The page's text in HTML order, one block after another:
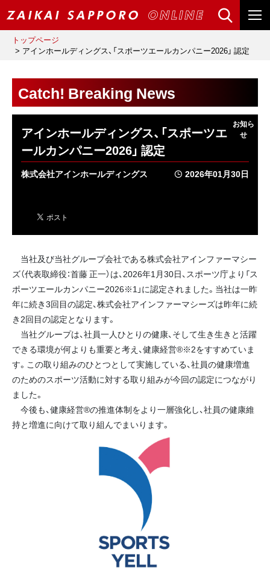
トップページ
アインホールディングス、「スポーツエールカンパニー2026」 認定
Catch! Breaking News
アインホールディングス、「スポーツエ
ールカンパニー2026」 認定
株式会社アインホールディングス 2026年01月30日
当社及び当社グループ会社である株式会社アインファーマシー
ズ（代表取締役：首藤 正一）は、2026年1月30日、スポーツ庁より「ス
ポーツエールカンパニー2026※1」に認定されました。当社は一昨
年に続き3回目の認定、株式会社アインファーマシーズは昨年に続
き2回目の認定となります。
当社グループは、社員一人ひとりの健康、そして生き生きと活躍
できる環境が何よりも重要と考え、健康経営®※2をすすめていま
す。この取り組みのひとつとして実施している、社員の健康増進
のためのスポーツ活動に対する取り組みが今回の認定につながり
ました。
今後も、健康経営®の推進体制をより一層強化し、社員の健康維
持と増進に向けて取り組んでまいります。